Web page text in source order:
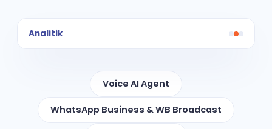
Analitik
Voice AI Agent
WhatsApp Business & WB Broadcast